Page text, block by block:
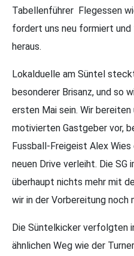
Tabellenführer Flegessen
fordert uns neu formiert
heraus.
Lokalduelle am Süntel
besonderer Brisanz, und so
ersten Mai sein. Wir
motivierten Gastgeber vor,
Fussball-Freigeist Alex
neuen Drive verleiht. Die
überhaupt nichts mehr mit
wir in der Vorbereitung noch
Die Süntelkicker verfolgten
ähnlichen Weg wie der